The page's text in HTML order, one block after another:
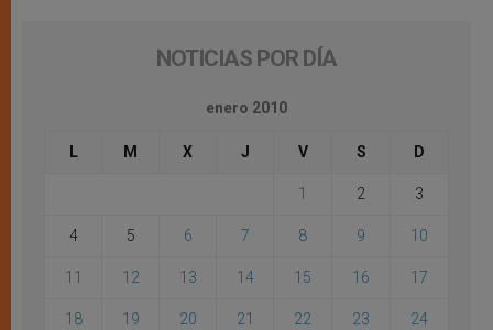
NOTICIAS POR DÍA
enero 2010
L M X J V S D
1 2 3
4 5 6 7 8 9 10
11 12 13 14 15 16 17
18 19 20 21 22 23 24